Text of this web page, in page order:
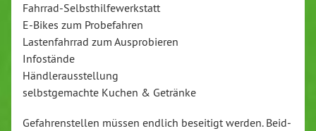
Fahr­rad-Selbst­hil­fe­werk­statt
E-Bikes zum Pro­be­fah­ren
Las­ten­fahr­rad zum Aus­pro­bie­ren
In­fo­stän­de
Händ­ler­aus­stel­lung
selbst­ge­mach­te Kuchen & Getränke
Ge­fah­ren­stel­len müssen endlich beseitigt werden. Beid­